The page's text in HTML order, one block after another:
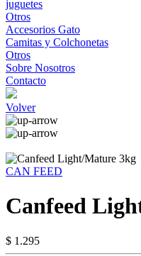
juguetes
Otros
Accesorios Gato
Camitas y Colchonetas
Otros
Sobre Nosotros
Contacto
Volver
CAN FEED
Canfeed
$ 1.295